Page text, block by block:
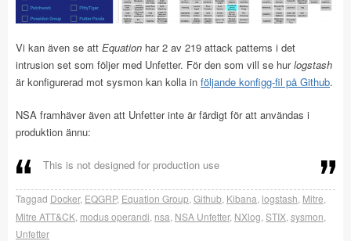
Vi kan även se att Equation har 2 av 219 attack patterns i det
intrusion set som följer med Unfetter. För den som vill se hurlogstash
är konfigurerad mot sysmon kan kolla in följande konfigg-fil på Github.
NSA framhäver även att Unfetter inte är färdigt för att användas i
produktion ännu:
This is not designed for production use
Taggad Docker, EQGRP, Equation Group Github Kibana logstash Mitre
Mitre ATT&CK modus operandi nsa NSA Unfetter, NXlog STIX sysmon
Unfetter